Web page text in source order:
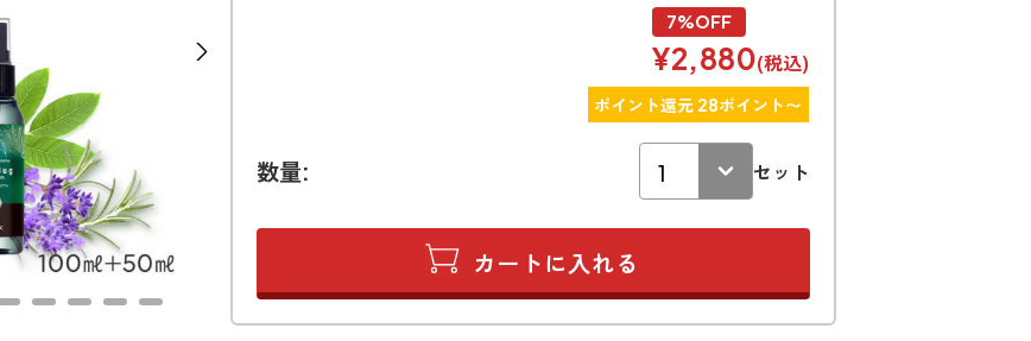
7%OFF
¥2,880(税込)
ポイント還元 28ポイント〜
数量: セット